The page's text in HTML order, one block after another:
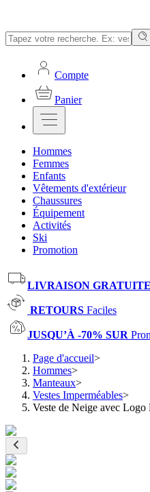
Compte
Panier
Hommes
Femmes
Enfants
Vêtements d'extérieur
Chaussures
Équipement
Activités
Ski
Promotion
LIVRAISON GRATUITE
RETOURS Faciles
JUSQU’À -70% SUR
Page d'accueil>
Hommes>
Manteaux>
Vestes Imperméables>
Veste de Neige avec